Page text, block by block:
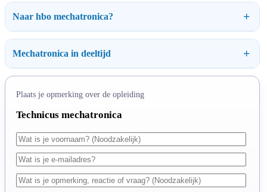
Naar hbo mechatronica?
Mechatronica in deeltijd
Plaats je opmerking over de opleiding
Technicus mechatronica